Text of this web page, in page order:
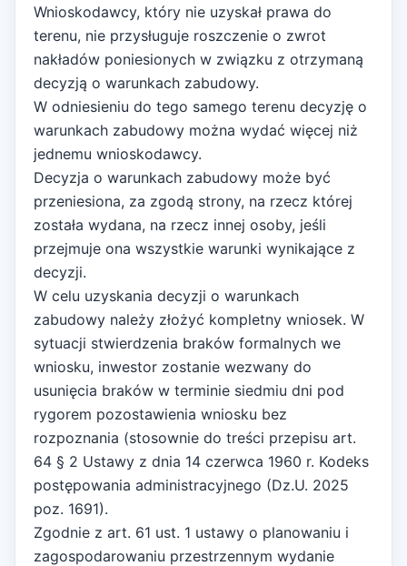
Wnioskodawcy, który nie uzyskał prawa do
terenu, nie przysługuje roszczenie o zwrot
nakładów poniesionych w związku z otrzymaną
decyzją o warunkach zabudowy.
W odniesieniu do tego samego terenu decyzję o
warunkach zabudowy można wydać więcej niż
jednemu wnioskodawcy.
Decyzja o warunkach zabudowy może być
przeniesiona, za zgodą strony, na rzecz której
została wydana, na rzecz innej osoby, jeśli
przejmuje ona wszystkie warunki wynikające z
decyzji.
W celu uzyskania decyzji o warunkach
zabudowy należy złożyć kompletny wniosek. W
sytuacji stwierdzenia braków formalnych we
wniosku, inwestor zostanie wezwany do
usunięcia braków w terminie siedmiu dni pod
rygorem pozostawienia wniosku bez
rozpoznania (stosownie do treści przepisu art.
64 § 2 Ustawy z dnia 14 czerwca 1960 r. Kodeks
postępowania administracyjnego (Dz.U. 2025
poz. 1691).
Zgodnie z art. 61 ust. 1 ustawy o planowaniu i
zagospodarowaniu przestrzennym wydanie